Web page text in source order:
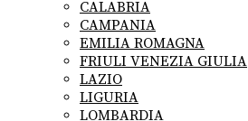
CALABRIA
CAMPANIA
EMILIA ROMAGNA
FRIULI VENEZIA GIULIA
LAZIO
LIGURIA
LOMBARDIA